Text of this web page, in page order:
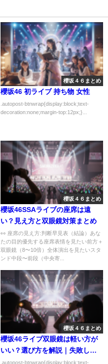
櫻坂４６まとめ
櫻坂46 初ライブ 持ち物 女性
.autopost-btnwrap{display:block;text-
decoration:none;margin-top:12px;}...
櫻坂４６まとめ
櫻坂46SSAライブの座席は遠
い？見え方と双眼鏡対策まとめ
👀 座席の見え方:判断早見表（結論）あな
たの目的優先する座席表情を見たい前方＋
双眼鏡（8〜10倍）全体演出を見たいスタ
ンド中段〜前段（中央寄...
櫻坂４６まとめ
櫻坂46ライブ双眼鏡は軽い方が
いい？選び方を解説｜失敗しな
い選び方を解説
.autopost-btnwrap{display:block;text-